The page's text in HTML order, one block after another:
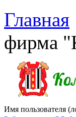
Главная
фирма
Имя пользователя